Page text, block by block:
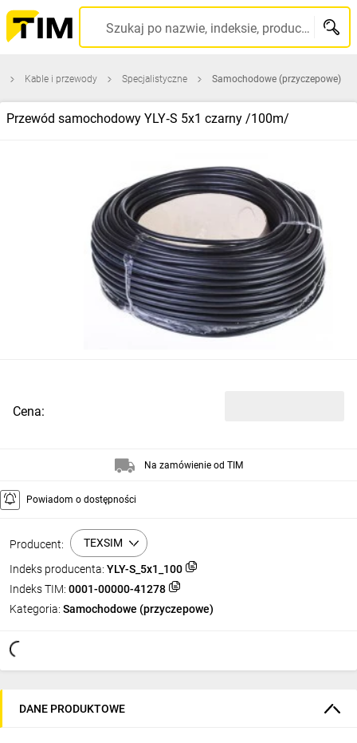
Szukaj po nazwie, indeksie, producencie, kodzie kreskowym...
Kable i przewody Specjalistyczne Samochodowe (przyczepowe)
Przewód samochodowy YLY‑S 5x1 czarny /100m/
Producent: TEXSIM
Indeks producenta: YLY-S_5x1_100
Indeks TIM: 0001-00000-41278
Kategoria: Samochodowe (przyczepowe)
Cena:
Na zamówienie od TIM
Powiadom o dostępności
DANE PRODUKTOWE